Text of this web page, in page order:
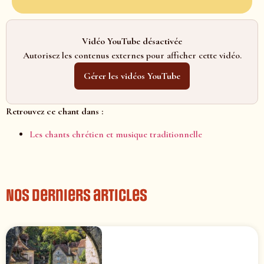
Vidéo YouTube désactivée
Autorisez les contenus externes pour afficher cette vidéo.
Gérer les vidéos YouTube
Retrouvez ce chant dans :
Les chants chrétien et musique traditionnelle
Nos derniers articles